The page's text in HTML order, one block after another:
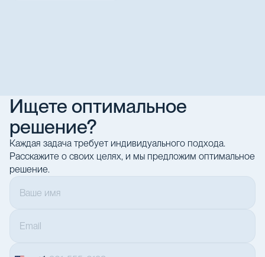
Ищете оптимальное
решение?
Каждая задача требует индивидуального подхода.
Расскажите о своих целях, и мы предложим оптимальное
решение.